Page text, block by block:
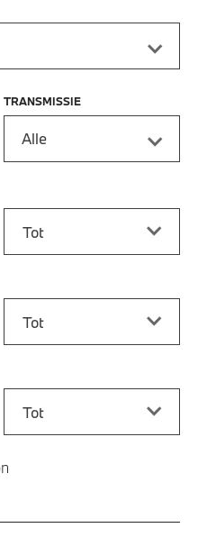
TRANSMISSIE
Alle